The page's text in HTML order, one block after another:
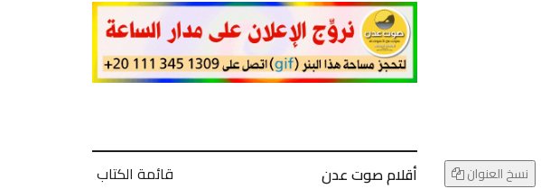
نسخ العنوان أقلام صوت عدن قائمة الكتاب